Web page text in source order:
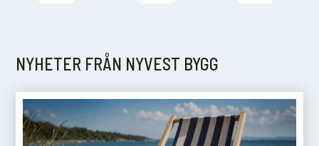
NYHETER FRÅN NYVEST BYGG